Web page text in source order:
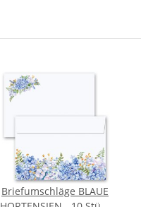
Briefumschläge BLAUE